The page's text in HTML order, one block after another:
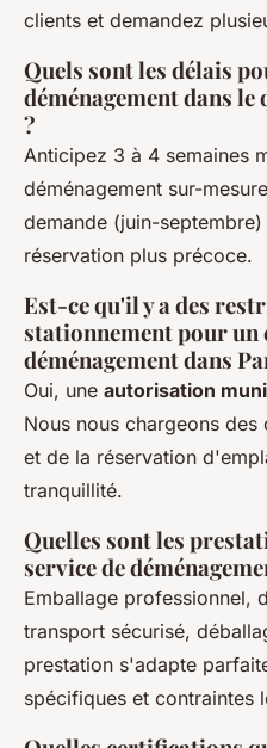
clients et demandez
Quels sont les délais
déménagement dans
?
Anticipez 3 à 4 semaines
déménagement sur-
demande (juin-
réservation plus précoce.
Est-ce qu'il y a des
stationnement pour un
déménagement dans
Oui, une autorisation
Nous nous chargeons
et de la réservation
tranquillité.
Quelles sont les
service de
Emballage professionnel,
transport sécurisé,
prestation s'adapte
spécifiques et contraintes